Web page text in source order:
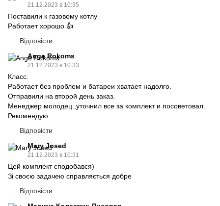
21.12.2023 в 10:35
Поставили к газовому котлу
Работает хорошо 👍
Відповісти
Ange Rokoms
21.12.2023 в 10:33
Класс.
Работает без проблем и батареи хватает надолго.
Отправили на второй день заказ.
Менеджер молодец ,уточнил все за комплект и посоветовал.
Рекомендую
Відповісти
Mary Josed
21.12.2023 в 10:31
Цей комплект сподобався)
Зі своєю задачею справляється добре
Відповісти